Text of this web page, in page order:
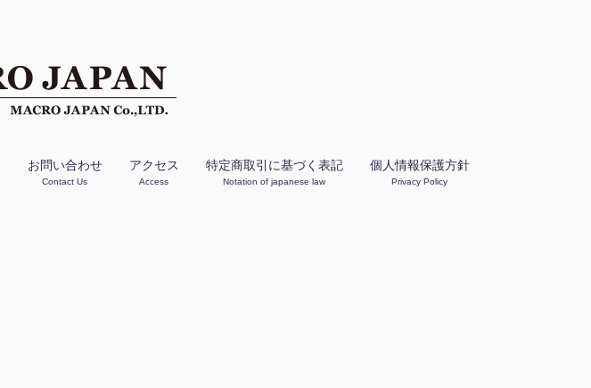
お問い合わせ
Contact Us
アクセス
Access
特定商取引に基づく表記
Notation of japanese law
個人情報保護方針
Privacy Policy